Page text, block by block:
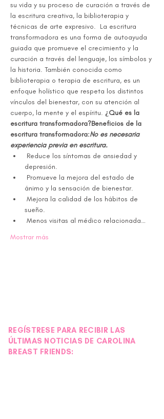
su vida y su proceso de curación a través de
la escritura creativa, la biblioterapia y
técnicas de arte expresivo. La escritura
transformadora es una forma de autoayuda
guiada que promueve el crecimiento y la
curación a través del lenguaje, los símbolos y
la historia. También conocida como
biblioterapia o terapia de escritura, es un
enfoque holístico que respeta los distintos
vínculos del bienestar, con su atención al
cuerpo, la mente y el espíritu. ¿Qué es la
escritura transformadora?Beneficios de la
escritura transformadora:No es necesaria
experiencia previa en escritura.
depresión.
ánimo y la sensación de bienestar.
sueño.
Menos visitas al médico relacionada…
Mostrar más
REGÍSTRESE PARA RECIBIR LAS
ÚLTIMAS NOTICIAS DE CAROLINA
BREAST FRIENDS: